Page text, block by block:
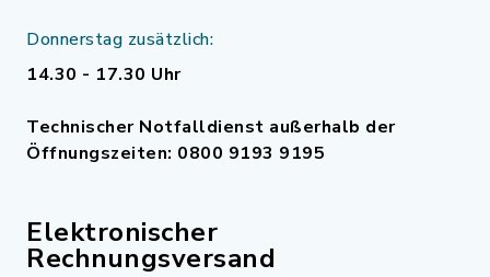
Donnerstag zusätzlich:
14.30 - 17.30 Uhr
Technischer Notfalldienst außerhalb der
Öffnungszeiten: 0800 9193 9195
Elektronischer
Rechnungsversand